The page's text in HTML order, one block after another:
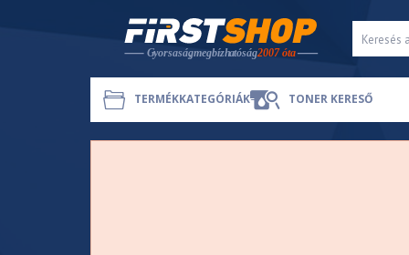
TERMÉKKATEGÓRIÁK TONER KERESŐ